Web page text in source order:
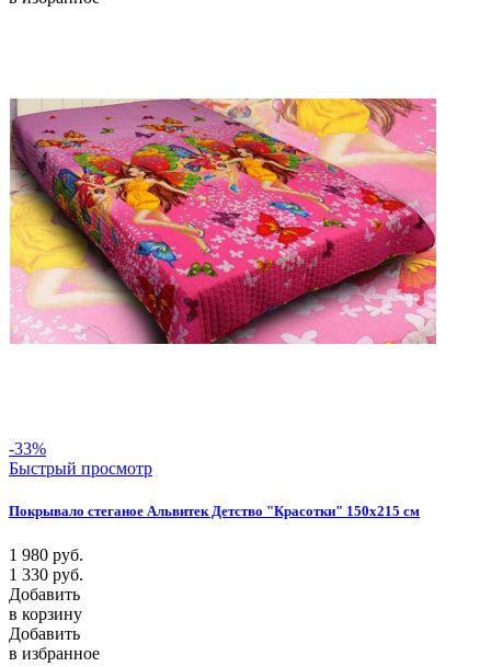
-33%
Быстрый просмотр
Покрывало стеганое Альвитек Детство "Красотки" 150х215 см
1 980 руб.
1 330 руб.
Добавить
в корзину
Добавить
в избранное